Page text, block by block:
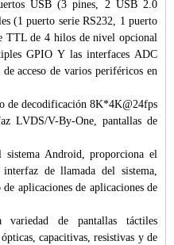
USB (3 pines, 2 USB 2.0
(1 puerto serie RS232, 1 puerto
TTL de 4 hilos de nivel opcional
GPIO Y las interfaces ADC
acceso de varios periféricos en
de decodificación 8K*4K@24fps
LVDS/V-By-One, pantallas de
sistema Android, proporciona el
de llamada del sistema,
aplicaciones de aplicaciones de
variedad de pantallas táctiles
capacitivas, resistivas y de